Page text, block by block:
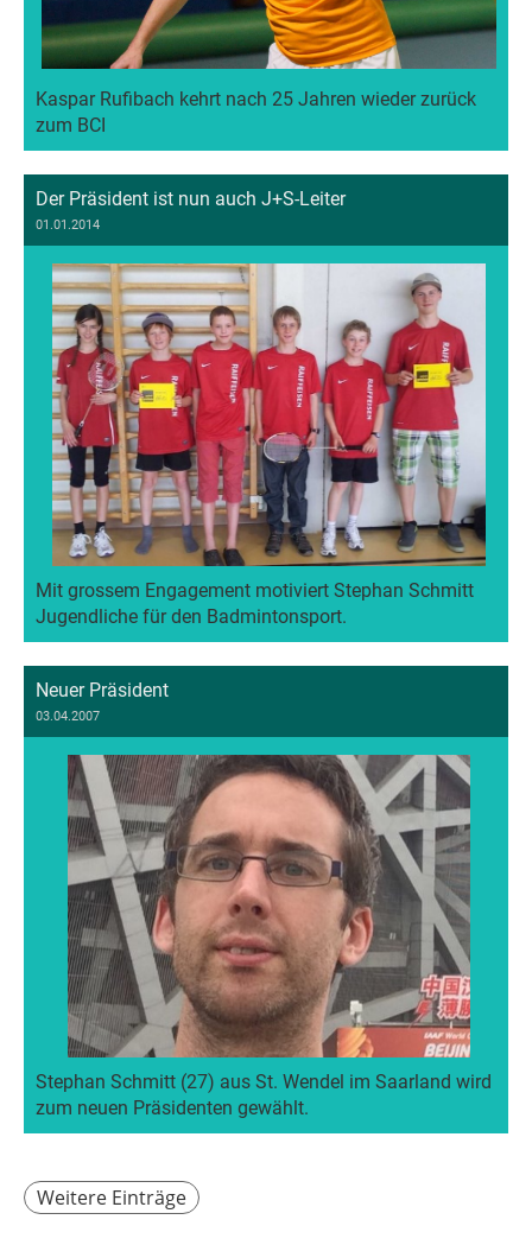
Kaspar Rufibach kehrt nach 25 Jahren wieder zurück
zum BCI
Der Präsident ist nun auch J+S-Leiter
01.01.2014
Mit grossem Engagement motiviert Stephan Schmitt
Jugendliche für den Badmintonsport.
Neuer Präsident
03.04.2007
Stephan Schmitt (27) aus St. Wendel im Saarland wird
zum neuen Präsidenten gewählt.
Weitere Einträge